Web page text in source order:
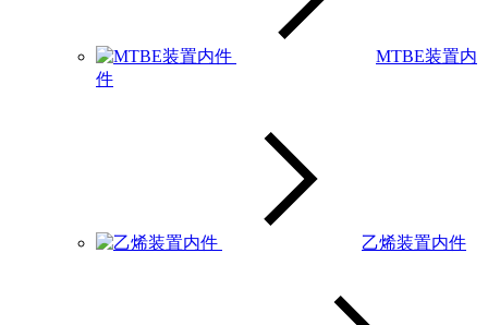
MTBE装置内
件
乙烯装置内件